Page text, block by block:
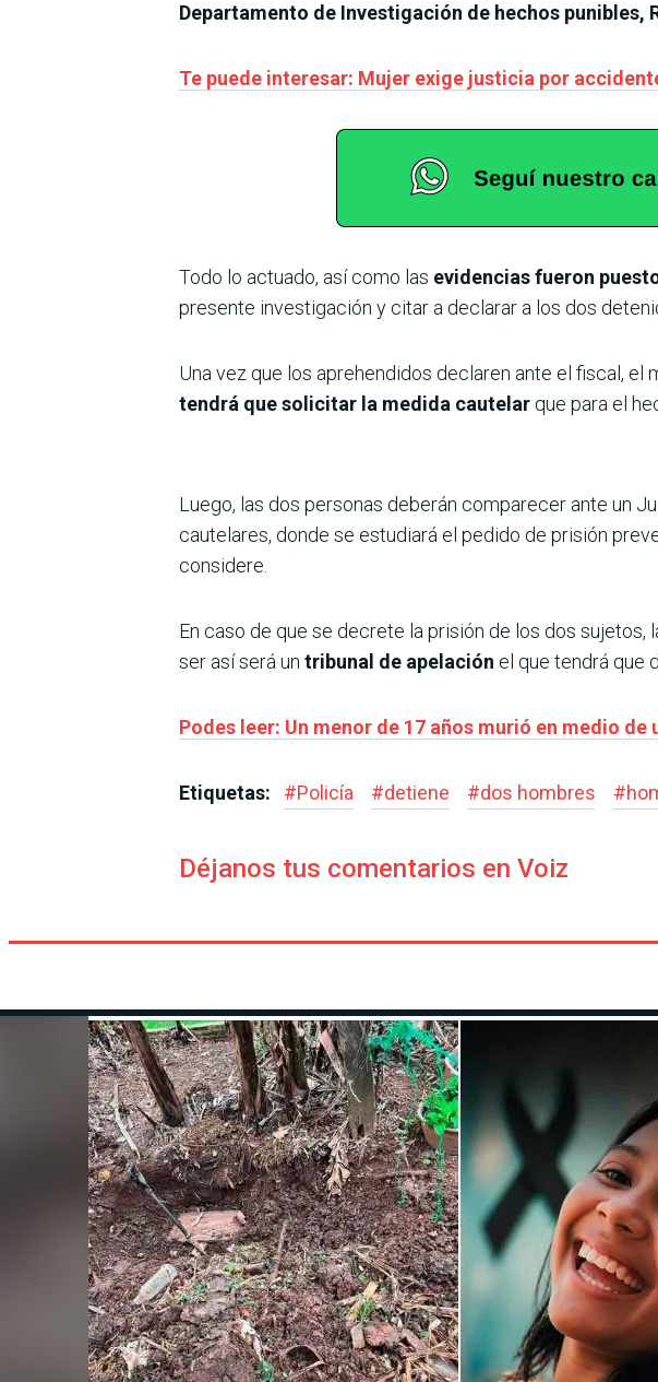
Departamento de Investigación de hechos punibles,
Te puede interesar: Mujer exige justicia por
Todo lo actuado, así como las evidencias fueron
presente investigación y citar a declarar a los dos
Una vez que los aprehendidos declaren ante el fiscal, el
tendrá que solicitar la medida cautelar que para el
Luego, las dos personas deberán comparecer ante un
cautelares, donde se estudiará el pedido de prisión
considere.
En caso de que se decrete la prisión de los dos
ser así será un tribunal de apelación el que tendrá que
Podes leer: Un menor de 17 años murió en medio
Etiquetas: #Policía #detiene #dos hombres #
Déjanos tus comentarios en Voiz